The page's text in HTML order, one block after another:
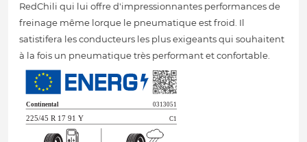
RedChili qui lui offre d'impressionnantes performances de
freinage même lorque le pneumatique est froid. Il
satistifera les conducteurs les plus exigeants qui souhaitent
à la fois un pneumatique très performant et confortable.